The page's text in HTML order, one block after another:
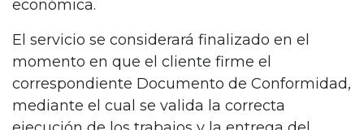
económica.
El servicio se considerará finalizado en el
momento en que el cliente firme el
correspondiente Documento de Conformidad,
mediante el cual se valida la correcta